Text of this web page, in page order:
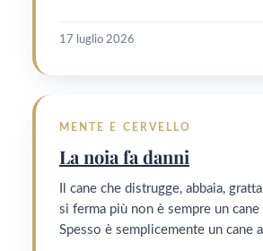
17 luglio 2026
MENTE E CERVELLO
La noia fa danni
Il cane che distrugge, abbaia,
si ferma più non è sempre un
Spesso è semplicemente un cane